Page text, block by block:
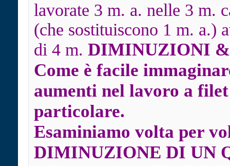
lavorate 3 m. a. nelle 3 m.
(che sostituiscono 1 m. a.)
di 4 m. DIMINUZIONI
Come è facile
aumenti nel lavoro a
particolare.
Esaminiamo volta per
DIMINUZIONE DI UN